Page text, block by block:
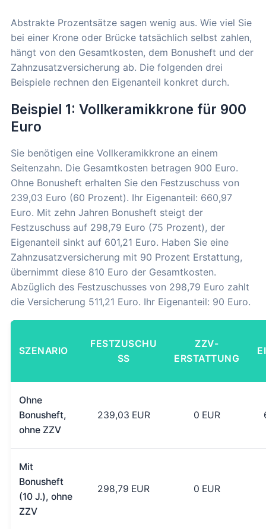
Abstrakte Prozentsätze sagen wenig aus. Wie viel Sie
bei einer Krone oder Brücke tatsächlich selbst zahlen,
hängt von den Gesamtkosten, dem Bonusheft und der
Zahnzusatzversicherung ab. Die folgenden drei
Beispiele rechnen den Eigenanteil konkret durch.
Beispiel 1: Vollkeramikkrone für 900
Euro
Sie benötigen eine Vollkeramikkrone an einem
Seitenzahn. Die Gesamtkosten betragen 900 Euro.
Ohne Bonusheft erhalten Sie den Festzuschuss von
239,03 Euro (60 Prozent). Ihr Eigenanteil: 660,97
Euro. Mit zehn Jahren Bonusheft steigt der
Festzuschuss auf 298,79 Euro (75 Prozent), der
Eigenanteil sinkt auf 601,21 Euro. Haben Sie eine
Zahnzusatzversicherung mit 90 Prozent Erstattung,
übernimmt diese 810 Euro der Gesamtkosten.
Abzüglich des Festzuschusses von 298,79 Euro zahlt
die Versicherung 511,21 Euro. Ihr Eigenanteil: 90 Euro.
SZENARIO
FESTZUSCHU
SS
ZZV-
ERSTATTUNG
Ohne
Bonusheft,
ohne ZZV
239,03 EUR 0 EUR
Mit
Bonusheft
(10 J.), ohne
ZZV
298,79 EUR 0 EUR